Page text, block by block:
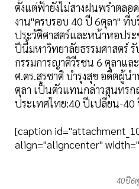
ตั้งแต่ฟ้ายังไม่สางฝนพรำตลอ
งาน"ครบรอบ 40 ปี 6ตุลา" ที่
ประวัติศาสตร์และหน้าหอปร
ปีนี้มหาวิทยาลัยธรรมศาสตร์
กรรมการญาติวีรชน 6 ตุลาแล
ศ.ดร.สุรชาติ บำรุงสุข อดีตผู้น
ตุลา เป็นตัวแทนกล่าวสุนทร
ประเทศไทย:40 ปีเปลี่ยน-40
[caption
align="aligncenter"
40ปี6